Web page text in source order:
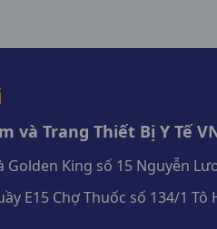
và Trang Thiết Bị Y Tế
Golden King số 15 Nguyễn
E15 Chợ Thuốc số 134/1